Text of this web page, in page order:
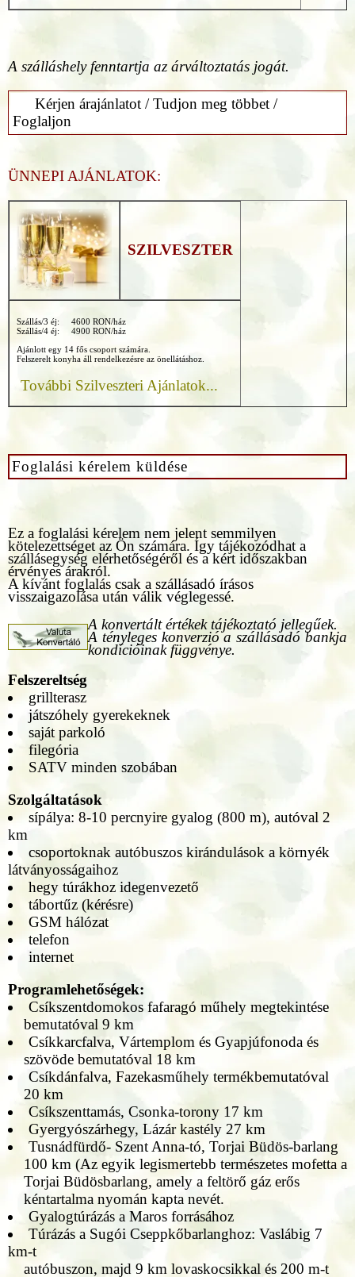
A szálláshely fenntartja az árváltoztatás jogát.
Kérjen árajánlatot / Tudjon meg többet /
Foglaljon
ÜNNEPI AJÁNLATOK:
SZILVESZTER
Szállás/3 éj: 4600 RON/ház
Szállás/4 éj: 4900 RON/ház
Ajánlott egy 14 fős csoport számára.
Felszerelt konyha áll rendelkezésre az önellátáshoz.
További Szilveszteri Ajánlatok...
Foglalási kérelem küldése
Ez a foglalási kérelem nem jelent semmilyen
kötelezettséget az Ön számára. Így tájékozódhat a
szállásegység elérhetőségéről és a kért időszakban
érvényes árakról.
A kívánt foglalás csak a szállásadó írásos
visszaigazolása után válik véglegessé.
A konvertált értékek tájékoztató jellegűek.
A tényleges konverzió a szállásadó bankja
kondícióinak függvénye.
Felszereltség
grillterasz
játszóhely gyerekeknek
saját parkoló
filegória
SATV minden szobában
Szolgáltatások
sípálya: 8-10 percnyire gyalog (800 m), autóval 2
km
csoportoknak autóbuszos kirándulások a környék
látványosságaihoz
hegy túrákhoz idegenvezető
tábortűz (kérésre)
GSM hálózat
telefon
internet
Programlehetőségek:
Csíkszentdomokos fafaragó műhely megtekintése
bemutatóval 9 km
Csíkkarcfalva, Vártemplom és Gyapjúfonoda és
szövöde bemutatóval 18 km
Csíkdánfalva, Fazekasműhely termékbemutatóval
20 km
Csíkszenttamás, Csonka-torony 17 km
Gyergyószárhegy, Lázár kastély 27 km
Tusnádfürdő- Szent Anna-tó, Torjai Büdös-barlang
100 km (Az egyik legismertebb természetes mofetta a
Torjai Büdösbarlang, amely a feltörő gáz erős
kéntartalma nyomán kapta nevét.
Gyalogtúrázás a Maros forrásához
Túrázás a Sugói Cseppkőbarlanghoz: Vaslábig 7
km-t
autóbuszon, majd 9 km lovaskocsikkal és 200 m-t